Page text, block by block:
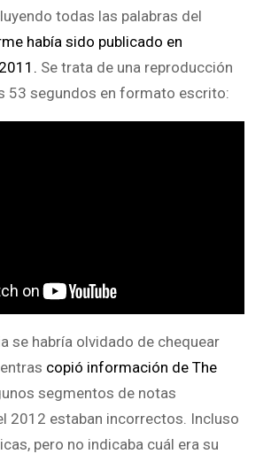
todas las palabras del
había sido publicado en
Se trata de una reproducción
53 segundos en formato escrito:
se habría olvidado de chequear
copió información de The
segmentos de notas
2012 estaban incorrectos. Incluso
pero no indicaba cuál era su